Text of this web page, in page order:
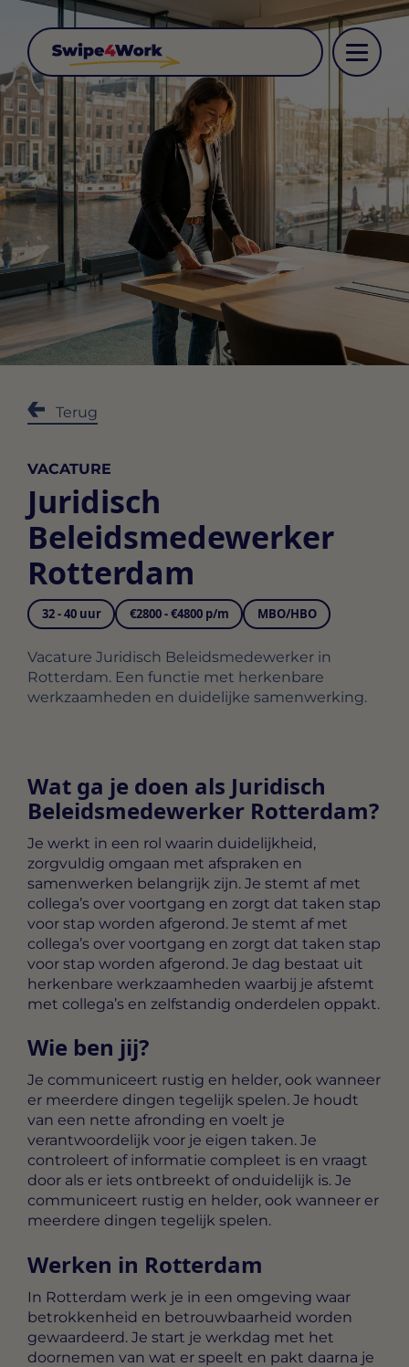
Terug
VACATURE
Juridisch
Beleidsmedewerker
Rotterdam
32 - 40 uur €2800 - €4800 p/m MBO/HBO
Vacature Juridisch Beleidsmedewerker in
Rotterdam. Een functie met herkenbare
werkzaamheden en duidelijke samenwerking.
Wat ga je doen als Juridisch
Beleidsmedewerker Rotterdam?
Je werkt in een rol waarin duidelijkheid,
zorgvuldig omgaan met afspraken en
samenwerken belangrijk zijn. Je stemt af met
collega’s over voortgang en zorgt dat taken stap
voor stap worden afgerond. Je stemt af met
collega’s over voortgang en zorgt dat taken stap
voor stap worden afgerond. Je dag bestaat uit
herkenbare werkzaamheden waarbij je afstemt
met collega’s en zelfstandig onderdelen oppakt.
Wie ben jij?
Je communiceert rustig en helder, ook wanneer
er meerdere dingen tegelijk spelen. Je houdt
van een nette afronding en voelt je
verantwoordelijk voor je eigen taken. Je
controleert of informatie compleet is en vraagt
door als er iets ontbreekt of onduidelijk is. Je
communiceert rustig en helder, ook wanneer er
meerdere dingen tegelijk spelen.
Werken in Rotterdam
In Rotterdam werk je in een omgeving waar
betrokkenheid en betrouwbaarheid worden
gewaardeerd. Je start je werkdag met het
doornemen van wat er speelt en pakt daarna je